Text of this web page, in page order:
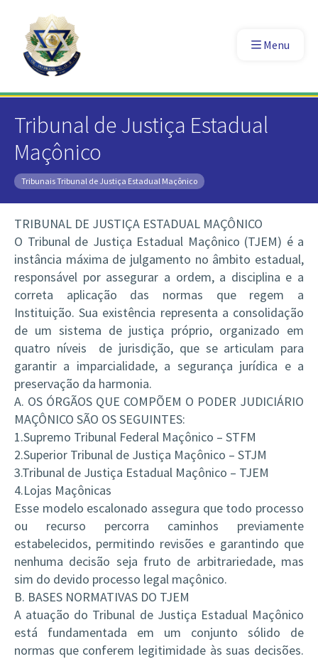
Menu
Tribunal de Justiça Estadual
Maçônico
TribunaisTribunal de Justiça Estadual Maçônico
TRIBUNAL DE JUSTIÇA ESTADUAL MAÇÔNICO
O Tribunal de Justiça Estadual Maçônico (TJEM) é a
instância máxima de julgamento no âmbito estadual,
responsável por assegurar a ordem, a disciplina e a
correta aplicação das normas que regem a
Instituição. Sua existência representa a consolidação
de um sistema de justiça próprio, organizado em
quatro níveis de jurisdição, que se articulam para
garantir a imparcialidade, a segurança jurídica e a
preservação da harmonia.
A. OS ÓRGÃOS QUE COMPÕEM O PODER JUDICIÁRIO
MAÇÔNICO SÃO OS SEGUINTES:
1.Supremo Tribunal Federal Maçônico – STFM
2.Superior Tribunal de Justiça Maçônico – STJM
3.Tribunal de Justiça Estadual Maçônico – TJEM
4.Lojas Maçônicas
Esse modelo escalonado assegura que todo processo
ou recurso percorra caminhos previamente
estabelecidos, permitindo revisões e garantindo que
nenhuma decisão seja fruto de arbitrariedade, mas
sim do devido processo legal maçônico.
B. BASES NORMATIVAS DO TJEM
A atuação do Tribunal de Justiça Estadual Maçônico
está fundamentada em um conjunto sólido de
normas que conferem legitimidade às suas decisões.